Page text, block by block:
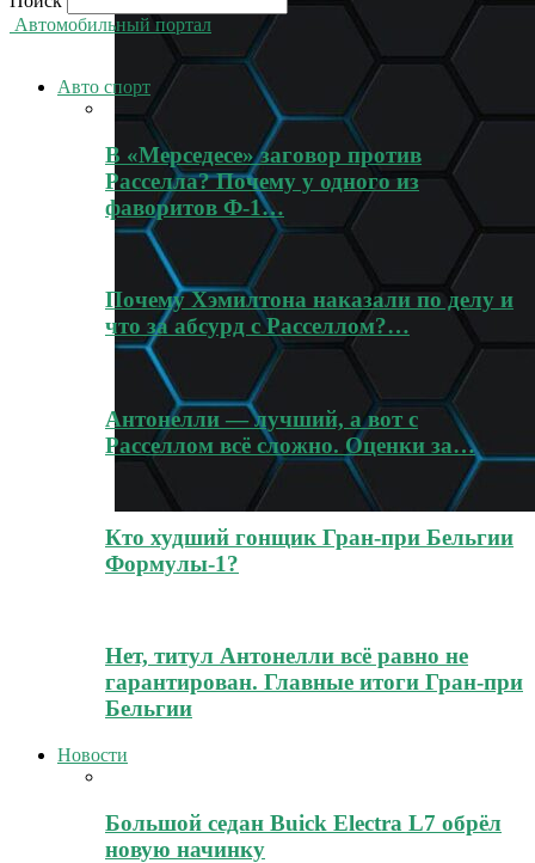
Автомобильный портал
Авто спорт
В «Мерседесе» заговор против
Расселла? Почему у одного из
фаворитов Ф-1…
Почему Хэмилтона наказали по делу и
что за абсурд с Расселлом?…
Антонелли — лучший, а вот с
Расселлом всё сложно. Оценки за…
Кто худший гонщик Гран-при Бельгии
Формулы-1?
Нет, титул Антонелли всё равно не
гарантирован. Главные итоги Гран-при
Бельгии
Новости
Большой седан Buick Electra L7 обрёл
новую начинку